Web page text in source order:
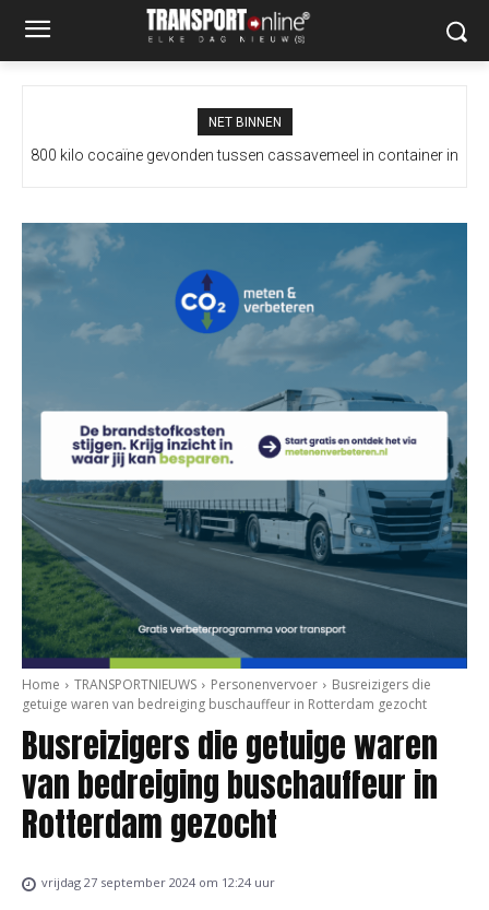
NET BINNEN
800 kilo cocaïne gevonden tussen cassavemeel in container in
Spanje dreigt met maatregelen tegen Italië vanwege
Home TRANSPORTNIEUWS Personenvervoer
Busreizigers die
getuige waren van bedreiging buschauffeur in Rotterdam gezocht
Busreizigers die getuige waren
van bedreiging buschauffeur in
Rotterdam gezocht
vrijdag 27 september 2024 om 12:24 uur